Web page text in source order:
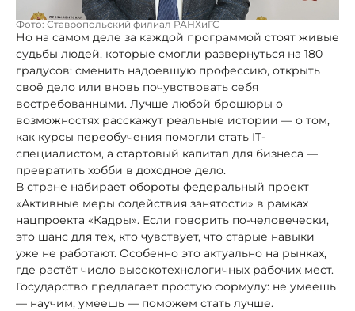
Фото: Ставропольский филиал РАНХиГС
Но на самом деле за каждой программой стоят живые
судьбы людей, которые смогли развернуться на 180
градусов: сменить надоевшую профессию, открыть
своё дело или вновь почувствовать себя
востребованными. Лучше любой брошюры о
возможностях расскажут реальные истории — о том,
как курсы переобучения помогли стать IT-
специалистом, а стартовый капитал для бизнеса —
превратить хобби в доходное дело.
В стране набирает обороты федеральный проект
«Активные меры содействия занятости» в рамках
нацпроекта «Кадры». Если говорить по-человечески,
это шанс для тех, кто чувствует, что старые навыки
уже не работают. Особенно это актуально на рынках,
где растёт число высокотехнологичных рабочих мест.
Государство предлагает простую формулу: не умеешь
— научим, умеешь — поможем стать лучше.